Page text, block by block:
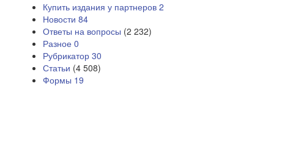
Купить издания у партнеров 2
Новости 84
Ответы на вопросы (2 232)
Разное 0
Рубрикатор 30
Статьи (4 508)
Формы 19